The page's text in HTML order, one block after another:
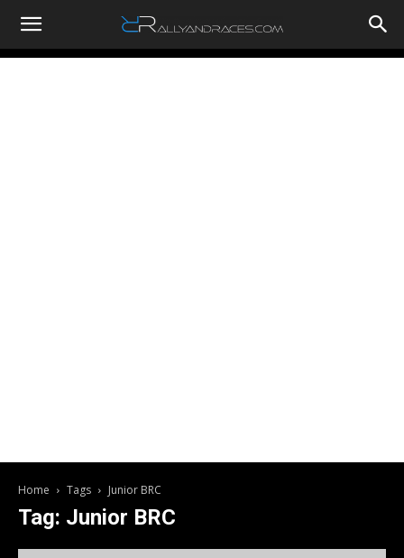
RallyandRaces.com
Home Tags Junior BRC
Tag: Junior BRC